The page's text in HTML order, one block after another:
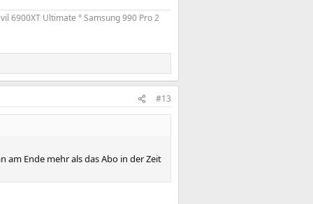
6900XT Ultimate ° Samsung 990 Pro 2
#13
am Ende mehr als das Abo in der Zeit